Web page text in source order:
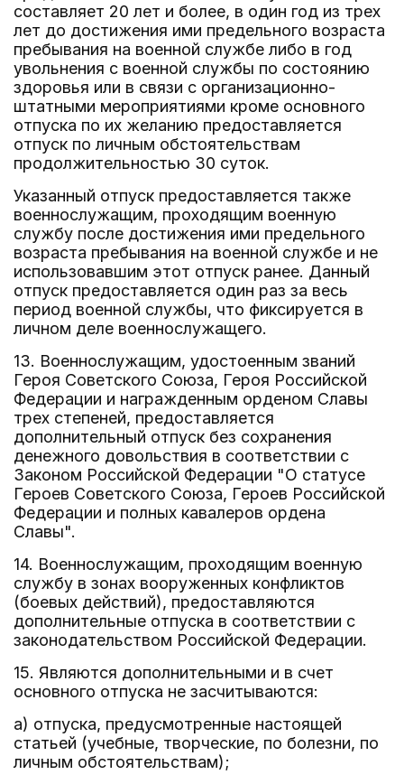
составляет 20 лет и более, в один год из трех
лет до достижения ими предельного возраста
пребывания на военной службе либо в год
увольнения с военной службы по состоянию
здоровья или в связи с организационно-
штатными мероприятиями кроме основного
отпуска по их желанию предоставляется
отпуск по личным обстоятельствам
продолжительностью 30 суток.
Указанный отпуск предоставляется также
военнослужащим, проходящим военную
службу после достижения ими предельного
возраста пребывания на военной службе и не
использовавшим этот отпуск ранее. Данный
отпуск предоставляется один раз за весь
период военной службы, что фиксируется в
личном деле военнослужащего.
13. Военнослужащим, удостоенным званий
Героя Советского Союза, Героя Российской
Федерации и награжденным орденом Славы
трех степеней, предоставляется
дополнительный отпуск без сохранения
денежного довольствия в соответствии с
Законом Российской Федерации "О статусе
Героев Советского Союза, Героев Российской
Федерации и полных кавалеров ордена
Славы".
14. Военнослужащим, проходящим военную
службу в зонах вооруженных конфликтов
(боевых действий), предоставляются
дополнительные отпуска в соответствии с
законодательством Российской Федерации.
15. Являются дополнительными и в счет
основного отпуска не засчитываются:
а) отпуска, предусмотренные настоящей
статьей (учебные, творческие, по болезни, по
личным обстоятельствам);